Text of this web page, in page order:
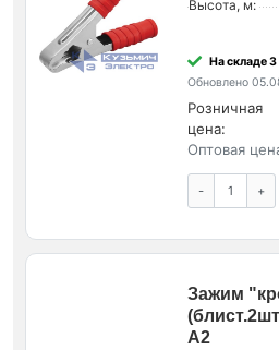
Высота, м:
На складе
Обновлено
Розничная
цена:
Оптовая
- +
Зажим
A2